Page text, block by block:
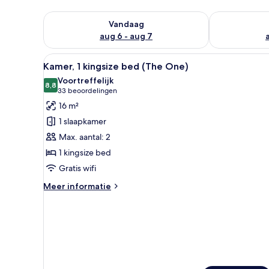
Vandaag
aug 6 - aug 7
De beschikbaarheid controleren voor vanavond aug
De
Alle
foto's
voor
Kamer,
kingsize
bed
(The
One)
laden
Een hotelkamer met een
6
Kamer, 1 kingsize bed (The One)
8,88,8 van 10
Voortreffelijk
33 beoordelingen
(33
beoordelingen)
16 m²
1 slaapkamer
Max. aantal: 2
1 kingsize bed
Gratis wifi
Meer informatie
Meer